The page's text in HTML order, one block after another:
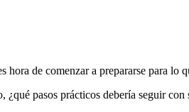
hora de comenzar a prepararse para lo
pasos prácticos debería seguir